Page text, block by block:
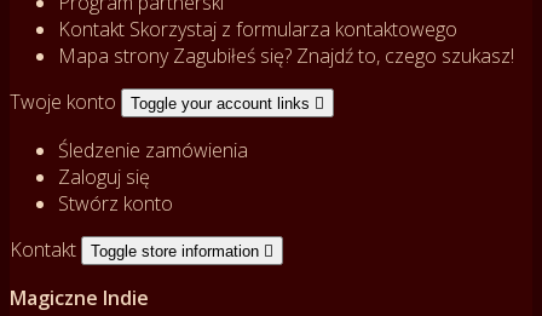
Kontakt Skorzystaj z formularza kontaktowego
Mapa stronyZagubiłeś się? Znajdź to, czego szukasz!
Twoje konto
Toggle your account links 
Śledzenie zamówienia
Zaloguj się
Stwórz konto
Kontakt
Toggle store information 
Magiczne Indie